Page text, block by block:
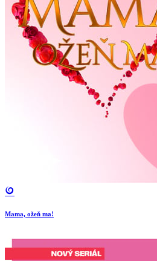
Mama, ožeň ma!